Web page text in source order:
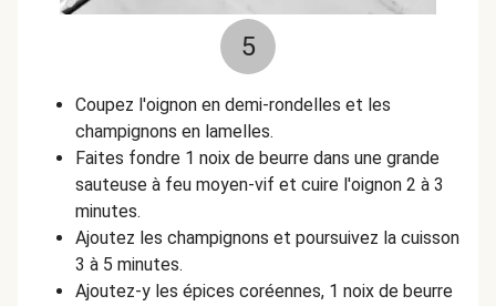
5
Coupez l'oignon en demi-rondelles et les
champignons en lamelles.
Faites fondre 1 noix de beurre dans une grande
sauteuse à feu moyen-vif et cuire l'oignon 2 à 3
minutes.
Ajoutez les champignons et poursuivez la cuisson
3 à 5 minutes.
Ajoutez-y les épices coréennes, 1 noix de beurre